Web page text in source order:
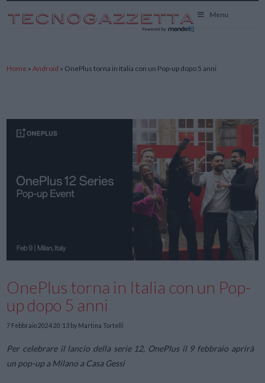
Menu
Home »Android » OnePlus torna in Italia con un Pop-up dopo 5 anni
OnePlus torna in Italia con un Pop-
up dopo 5 anni
7 Febbraio 2024 20:13 by Martina Tortelli
Per celebrare il lancio della serie 12, OnePlus il 9 febbraio aprirà
un pop-up a Milano a Casa Gessi